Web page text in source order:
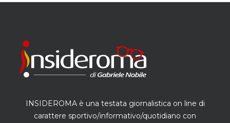
INSIDEROMA è una testata giornalistica on line di
carattere sportivo/informativo/quotidiano con